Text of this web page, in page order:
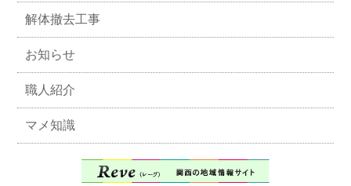
解体撤去工事
お知らせ
職人紹介
マメ知識